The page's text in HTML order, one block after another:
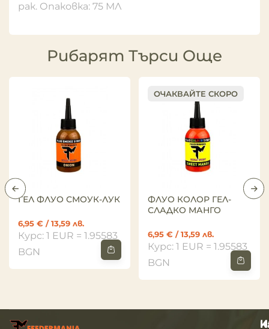
рак. Опаковка: 75 МЛ
Рибарят Търси Още
ГЕЛ ФЛУО СМОУК-ЛУК
6,95 € / 13,59 лв.
Курс: 1 EUR = 1.95583
BGN
ОЧАКВАЙТЕ СКОРО
ФЛУО КОЛОР ГЕЛ-
СЛАДКО МАНГО
6,95 € / 13,59 лв.
Курс: 1 EUR = 1.95583
BGN